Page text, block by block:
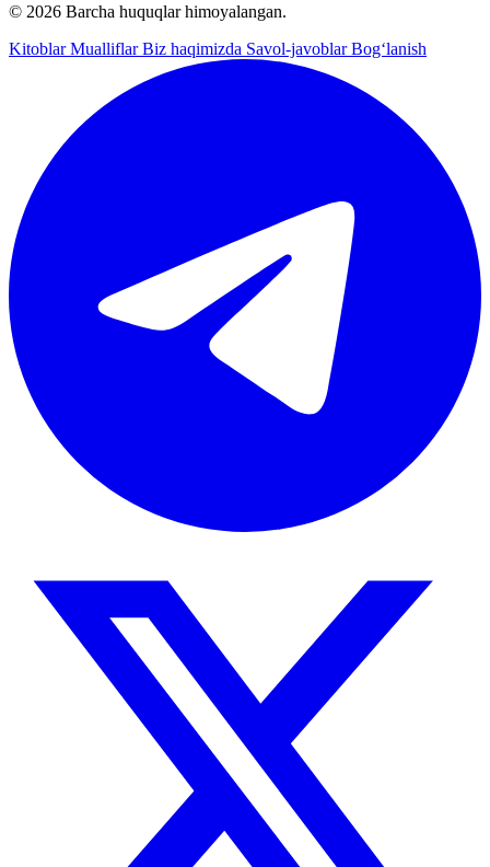
© 2026 Barcha huquqlar himoyalangan.
KitoblarMualliflarBiz haqimizda Savol-javoblarBog‘lanish